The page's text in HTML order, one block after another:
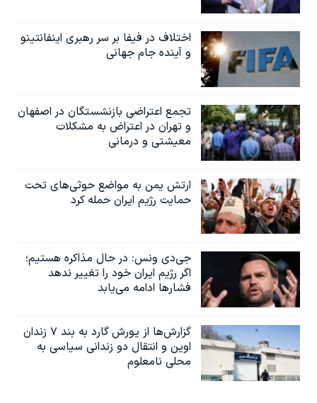
اختلاف در فیفا بر سر رهبری اینفانتینو
و آینده جام جهانی
تجمع اعتراضی بازنشستگان در اصفهان
و تهران در اعتراض به مشکلات
معیشتی و درمانی
ارتش یمن به مواضع حوثی‌های تحت
حمایت رژیم ایران حمله کرد
جی‌دی ونس: در حال مذاکره هستیم؛
اگر رژیم ایران خود را تغییر ندهد
فشارها ادامه می‌یابد
گزارش‌ها از یورش گارد به بند ۷ زندان
اوین و انتقال دو زندانی سیاسی به
محلی نامعلوم